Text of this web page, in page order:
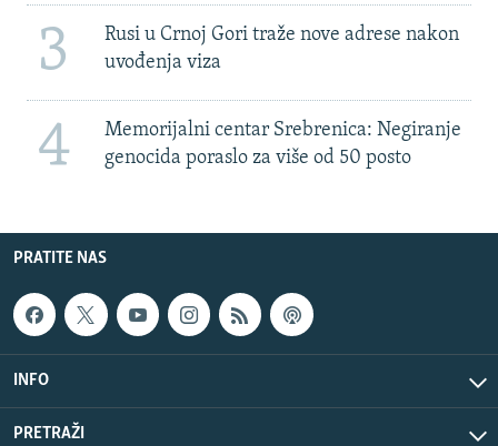
3
Rusi u Crnoj Gori traže nove adrese nakon
uvođenja viza
4
Memorijalni centar Srebrenica: Negiranje
genocida poraslo za više od 50 posto
PRATITE NAS
INFO
PRETRAŽI